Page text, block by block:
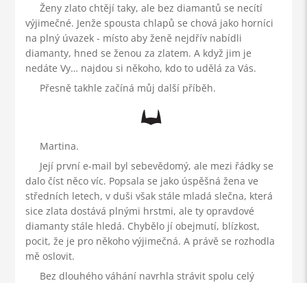
Ženy zlato chtějí taky, ale bez diamantů se necítí
výjimečné. Jenže spousta chlapů se chová jako horníci
na plný úvazek - místo aby ženě nejdřív nabídli
diamanty, hned se ženou za zlatem. A když jim je
nedáte Vy… najdou si někoho, kdo to udělá za Vás.
Přesně takhle začíná můj další příběh.
Martina.
Její první e-mail byl sebevědomý, ale mezi řádky se
dalo číst něco víc. Popsala se jako úspěšná žena ve
středních letech, v duši však stále mladá slečna, která
sice zlata dostává plnými hrstmi, ale ty opravdové
diamanty stále hledá. Chybělo jí obejmutí, blízkost,
pocit, že je pro někoho výjimečná. A právě se rozhodla
mě oslovit.
Bez dlouhého váhání navrhla strávit spolu celý